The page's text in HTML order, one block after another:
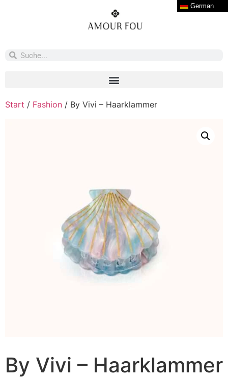
Start / Fashion / By Vivi – Haarklammer
By Vivi – Haarklammer
German